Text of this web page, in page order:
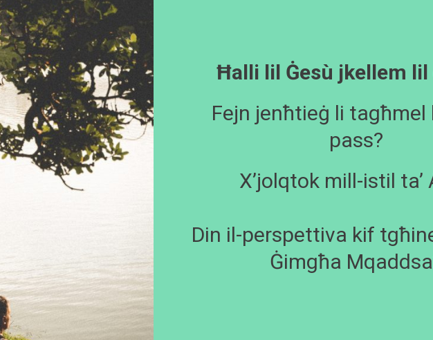
Ħalli lil Ġesù jkellem lil
Fejn jenħtieġ li tagħmel
pass?
X’jolqtok mill-istil ta’
Din il-perspettiva kif
Ġimgħa